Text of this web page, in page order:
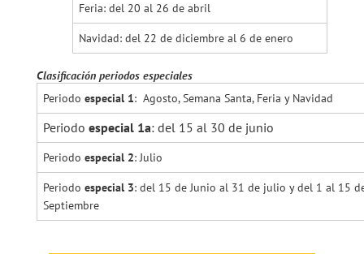
Feria: del 20 al 26 de abril
Navidad: del 22 de diciembre al 6 de enero
Clasificación periodos especiales
Periodoespecial 1: Agosto, Semana Santa, Feria y Navidad
Periodoespecial 1a: del 15 al 30 de junio
Periodoespecial 2: Julio
Periodoespecial 3: del 15 de Junio al 31 de julio y del 1 al 15
Septiembre